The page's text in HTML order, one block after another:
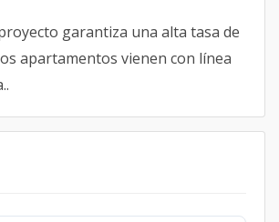
garantiza una alta tasa de
apartamentos vienen con línea